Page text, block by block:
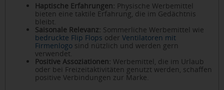
Haptische Erfahrungen: Physische Werbemittel
bieten eine taktile Erfahrung, die im Gedächtnis
bleibt.
Saisonale Relevanz: Sommerliche Werbemittel wie
bedruckte Flip Flops oder Ventilatoren mit
Firmenlogo sind nützlich und werden gern
verwendet.
Positive Assoziationen: Werbemittel, die im Urlaub
oder bei Freizeitaktivitäten genutzt werden, schaffen
positive Verbindungen zur Marke.